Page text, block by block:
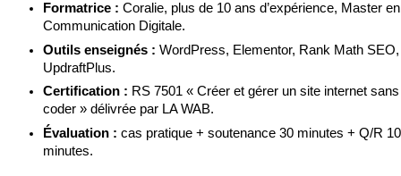
Formatrice : Coralie, plus de 10 ans d’expérience, Master en
Communication Digitale.
Outils enseignés : WordPress, Elementor, Rank Math SEO,
UpdraftPlus.
Certification : RS 7501 « Créer et gérer un site internet sans
coder » délivrée par LA WAB.
Évaluation : cas pratique + soutenance 30 minutes + Q/R 10
minutes.